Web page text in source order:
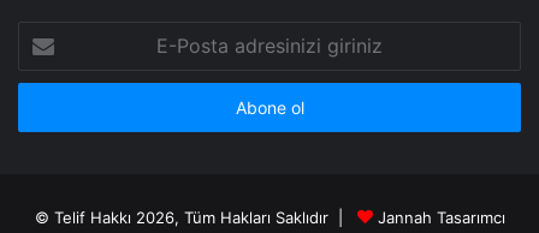
Posta
adresinizi
© Telif Hakkı 2026, Tüm Hakları Saklıdır | Jannah Tasarımcı